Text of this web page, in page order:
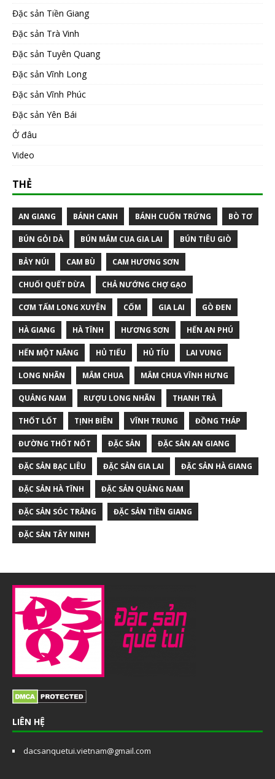
Đặc sản Tiền Giang
Đặc sản Trà Vinh
Đặc sản Tuyên Quang
Đặc sản Vĩnh Long
Đặc sản Vĩnh Phúc
Đặc sản Yên Bái
Ở đâu
Video
THẺ
AN GIANG BÁNH CANH BÁNH CUỐN TRỨNG BÒ TƠ
BÚN GỎI DÀ BÚN MẮM CUA GIA LAI BÚN TIÊU GIÒ
BẢY NÚI CAM BÙ CAM HƯƠNG SƠN
CHUỐI QUẾT DỪA CHẢ NƯỚNG CHỢ GẠO
CƠM TẤM LONG XUYÊN CỐM GIA LAI GÒ ĐEN
HÀ GIANG HÀ TĨNH HƯƠNG SƠN HẾN AN PHÚ
HẾN MỘT NẮNG HỦ TIẾU HỦ TÍU LAI VUNG
LONG NHÃN MẮM CHUA MẮM CHUA VĨNH HƯNG
QUẢNG NAM RƯỢU LONG NHÃN THANH TRÀ
THỐT LỐT TỊNH BIÊN VĨNH TRUNG ĐỒNG THÁP
ĐƯỜNG THỐT NỐT ĐẶC SẢN ĐẶC SẢN AN GIANG
ĐẶC SẢN BẠC LIÊU ĐẶC SẢN GIA LAI ĐẶC SẢN HÀ GIANG
ĐẶC SẢN HÀ TĨNH ĐẶC SẢN QUẢNG NAM
ĐẶC SẢN SÓC TRĂNG ĐẶC SẢN TIỀN GIANG
ĐẶC SẢN TÂY NINH
LIÊN HỆ
dacsanquetui.vietnam@gmail.com